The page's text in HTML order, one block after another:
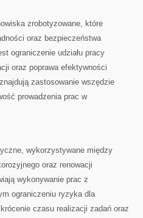
zrobotyzowane, które
oraz bezpieczeństwa
ograniczenie udziału pracy
oraz poprawa efektywności
zastosowanie wszędzie
prowadzenia prac w
wykorzystywane między
oraz renowacji
wykonywanie prac z
ograniczeniu ryzyka dla
czasu realizacji zadań oraz